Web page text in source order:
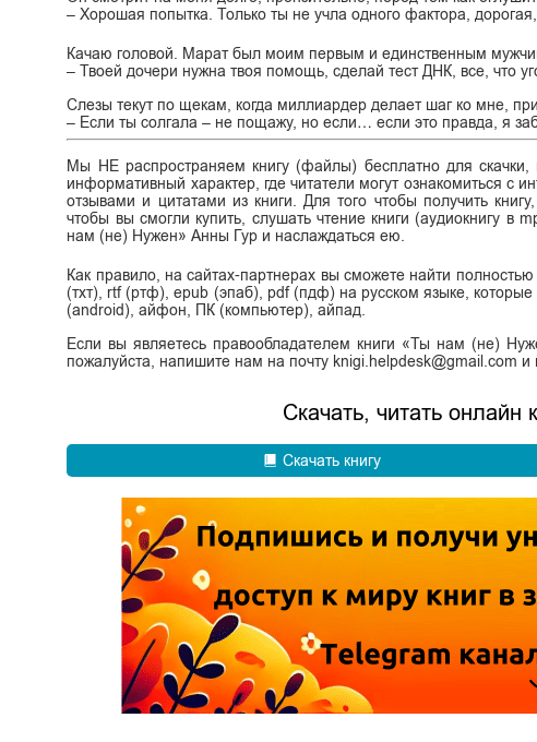
– Хорошая попытка. Только ты не учла одного фактора,
Качаю головой. Марат был моим первым и единственным
– Твоей дочери нужна твоя помощь, сделай тест ДНК, все, что
Слезы текут по щекам, когда миллиардер делает шаг ко мне,
– Если ты солгала – не пощажу, но если… если это правда, я
Мы НЕ распространяем книгу (файлы) бесплатно для скачки,
информативный характер, где читатели могут ознакомиться с
отзывами и цитатами из книги. Для того чтобы получить
чтобы вы смогли купить, слушать чтение книги (аудиокнигу в
нам (не) Нужен» Анны Гур и наслаждаться ею.
Как правило, на сайтах-партнерах вы сможете найти
(тхт), rtf (ртф), epub (эпаб), pdf (пдф) на русском языке, которые
(android), айфон, ПК (компьютер), айпад.
Если вы являетесь правообладателем книги «Ты нам (не)
пожалуйста, напишите нам на почту knigi.helpdesk@gmail.com
Скачать, читать
Скачать книгу